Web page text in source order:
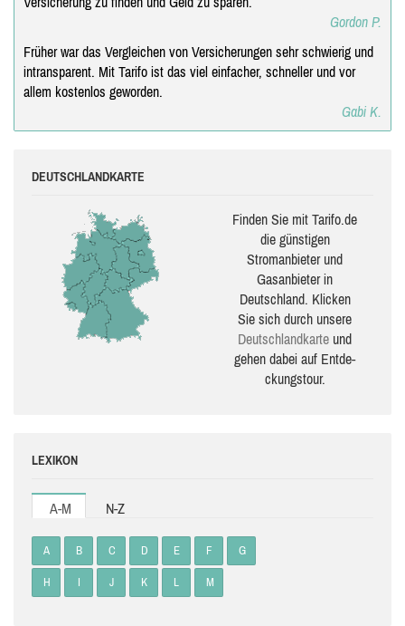
Gordon P.
Früher war das Vergleichen von Versicherungen sehr schwierig und
intransparent. Mit Tarifo ist das viel einfacher, schneller und vor
allem kostenlos geworden.
Gabi K.
DEUTSCHLANDKARTE
Finden Sie mit Tarifo.de
die güns­ti­gen
Stromanbieter und
Gasanbieter in
Deutschland. Klicken
Sie sich durch unsere
Deutsch­land­karte und
gehen dabei auf Ent­de­
ckungs­tour.
LEXIKON
A-M N-Z
A B C D E F G
H I J K L M